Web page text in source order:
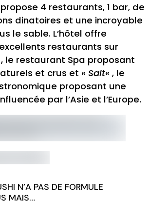
4 restaurants, 1 bar, de
dinatoires et une incroyable
le sable. L’hôtel offre
restaurants sur
, le restaurant Spa proposant
et crus et « Salt« , le
proposant une
par l’Asie et l’Europe.
N’A PAS DE FORMULE
MAIS…